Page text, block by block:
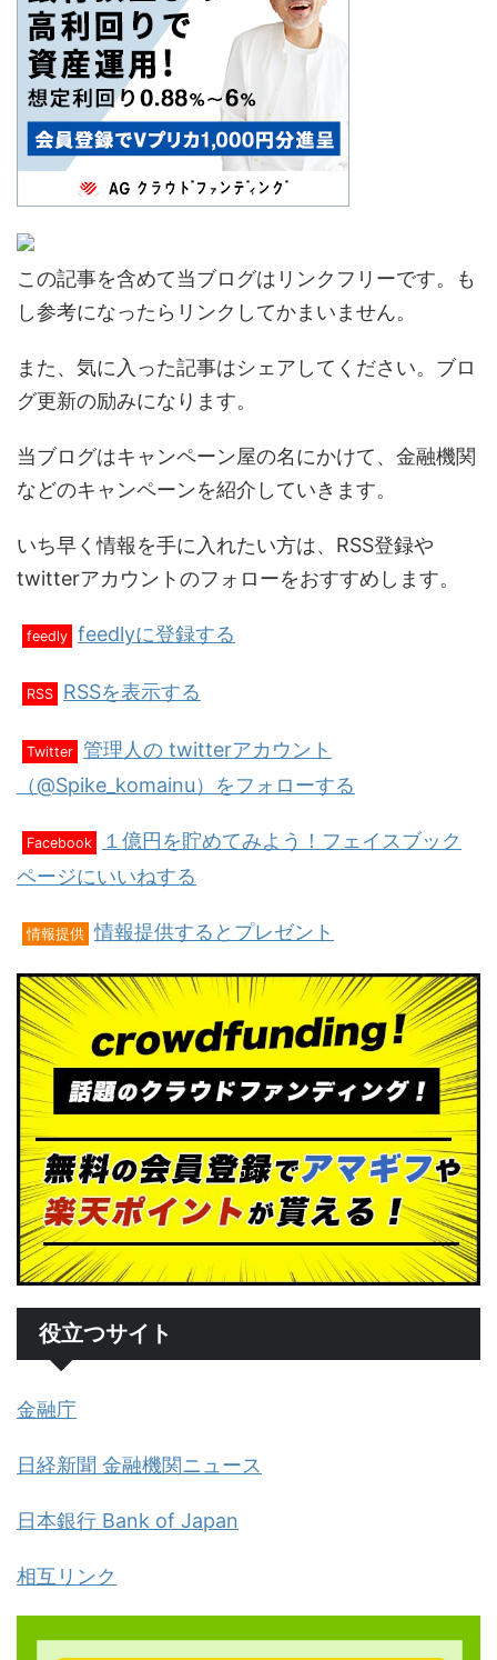
この記事を含めて当ブログはリンクフリーです。も
し参考になったらリンクしてかまいません。
また、気に入った記事はシェアしてください。ブロ
グ更新の励みになります。
当ブログはキャンペーン屋の名にかけて、金融機関
などのキャンペーンを紹介していきます。
いち早く情報を手に入れたい方は、RSS登録や
twitterアカウントのフォローをおすすめします。
feedly feedlyに登録する
RSS RSSを表示する
Twitter 管理人の twitterアカウント
（@Spike_komainu）をフォローする
Facebook
１億円を貯めてみよう！フェイスブック
ページにいいねする
情報提供 情報提供するとプレゼント
役立つサイト
金融庁
日経新聞 金融機関ニュース
日本銀行 Bank of Japan
相互リンク